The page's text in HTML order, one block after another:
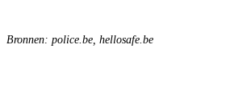
Bronnen: police.be, hellosafe.be